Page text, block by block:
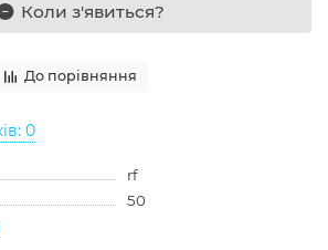
Коли з'явиться?
До порівняння
0
rf
50